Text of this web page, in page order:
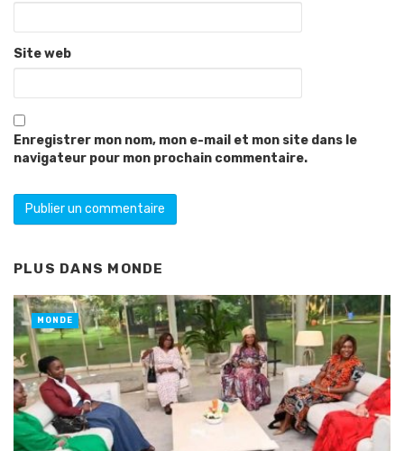
Site web
Enregistrer mon nom, mon e-mail et mon site dans le
navigateur pour mon prochain commentaire.
PLUS DANS MONDE
MONDE